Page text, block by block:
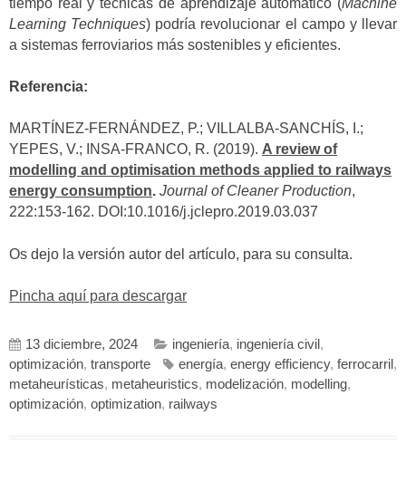
Learning Techniques) podría revolucionar el campo y llevar
a sistemas ferroviarios más sostenibles y eficientes.
Referencia:
MARTÍNEZ-FERNÁNDEZ, P.; VILLALBA-SANCHÍS, I.;
YEPES, V.; INSA-FRANCO, R. (2019). A review of
modelling and optimisation methods applied to railways
energy consumption. Journal of Cleaner Production,
222:153-162. DOI:10.1016/j.jclepro.2019.03.037
Os dejo la versión autor del artículo, para su consulta.
Pincha aquí para descargar
13 diciembre, 2024 ingeniería, ingeniería civil,
optimización, transporte energía, energy efficiency, ferrocarril,
metaheurísticas, metaheuristics, modelización, modelling,
optimización, optimization, railways